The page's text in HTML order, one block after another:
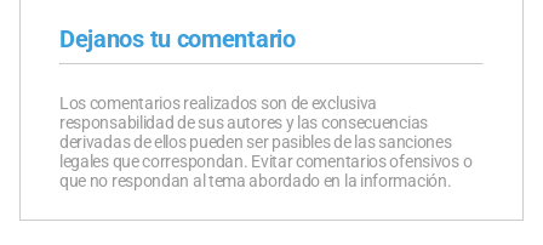
Dejanos tu comentario
Los comentarios realizados son de exclusiva
responsabilidad de sus autores y las consecuencias
derivadas de ellos pueden ser pasibles de las sanciones
legales que correspondan. Evitar comentarios ofensivos o
que no respondan al tema abordado en la información.